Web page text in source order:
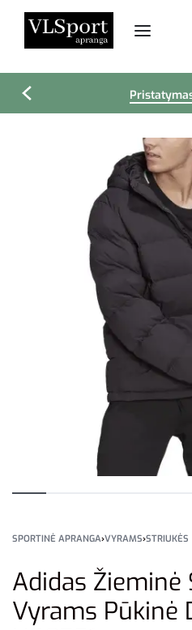
SPORTINĖ APRANGA›VYRAMS›STRIUKĖS
Adidas Žieminė
Vyrams Pūkinė